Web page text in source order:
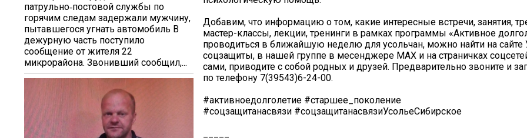
патрульно‑постовой службы по
горячим следам задержали мужчину,
пытавшегося угнать автомобиль В
дежурную часть поступило
сообщение от жителя 22
микрорайона. Звонивший сообщил,...
Добавим, что информацию о том, какие интересные встречи, занятия,
мастер-классы, лекции, тренинги в рамках программы «Активное
проводиться в ближайшую неделю для усольчан, можно найти на сайте
соцзащиты, в нашей группе в месенджере МАХ и на страничках
сами, приводите с собой родных и друзей. Предварительно звоните и
по телефону 7(39543)6-24-00.
#активноедолголетие #старшее_поколение
#соцзащитанасвязи #соцзащитанасвязиУсольеСибирское